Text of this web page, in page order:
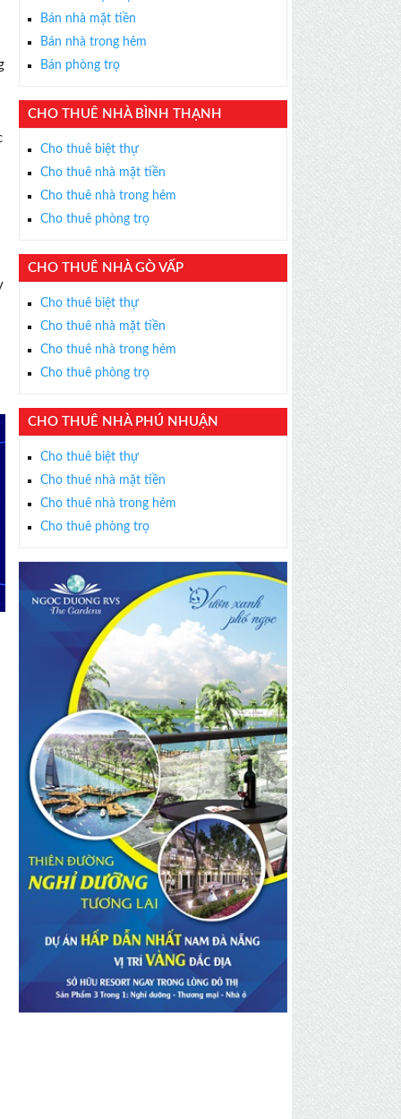
PHÍ
thân thiện, nhiệt tình,
BĐS ưng ý!
×
Bán nhà mặt tiền
Bán nhà trong hẻm
Bán phòng trọ
CHO THUÊ NHÀ BÌNH THẠNH
Cho thuê biệt thự
Cho thuê nhà mặt tiền
Cho thuê nhà trong hẻm
Cho thuê phòng trọ
CHO THUÊ NHÀ GÒ VẤP
Cho thuê biệt thự
Cho thuê nhà mặt tiền
Cho thuê nhà trong hẻm
Cho thuê phòng trọ
CHO THUÊ NHÀ PHÚ NHUẬN
Cho thuê biệt thự
Cho thuê nhà mặt tiền
Cho thuê nhà trong hẻm
Cho thuê phòng trọ